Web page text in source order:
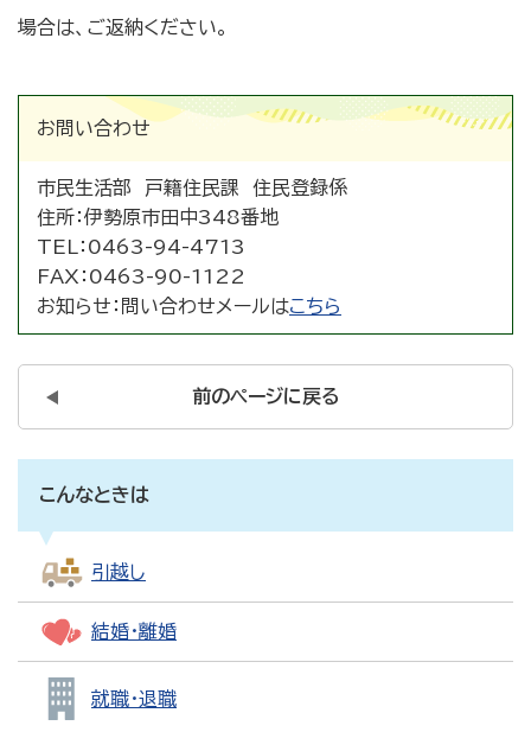
場合は、ご返納ください。
お問い合わせ
市民生活部 戸籍住民課 住民登録係
住所：伊勢原市田中348番地
TEL： 0463-94-4713
FAX： 0463-90-1122
お知らせ： 問い合わせメールはこちら
前のページに戻る
こんなときは
引越し
結婚・離婚
就職・退職